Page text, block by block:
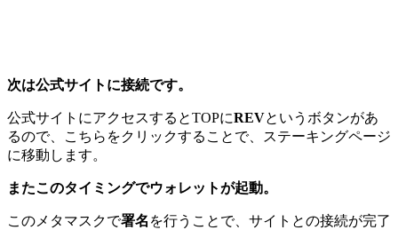
次は公式サイトに接続です。
公式サイトにアクセスするとTOPにREVというボタンがあ
るので、こちらをクリックすることで、ステーキングページ
に移動します。
またこのタイミングでウォレットが起動。
このメタマスクで署名 を行うことで、サイトとの接続が完了